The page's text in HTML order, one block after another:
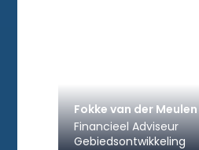
Fokke van der Meulen
Financieel Adviseur
Gebiedsontwikkeling